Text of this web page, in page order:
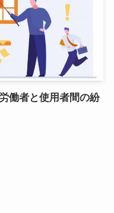
働者と使用者間の紛